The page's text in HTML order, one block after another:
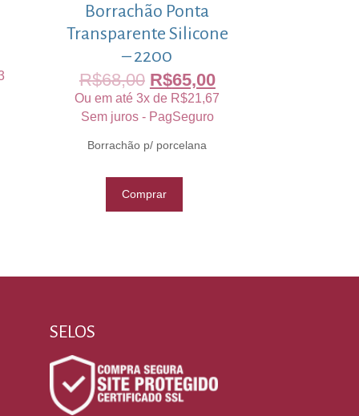
Borrachão Ponta
Transparente Silicone
– 2200
R$68,00 R$65,00
Ou em até 3x de R$21,67
Sem juros - PagSeguro
Borrachão p/ porcelana
Comprar
SELOS